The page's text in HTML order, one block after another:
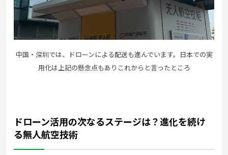
中国・深圳では、ドローンによる配送も進んでいます。日本での実
用化は上記の懸念点もありこれからと言ったところ
ドローン活用の次なるステージは？進化を続け
る無人航空技術